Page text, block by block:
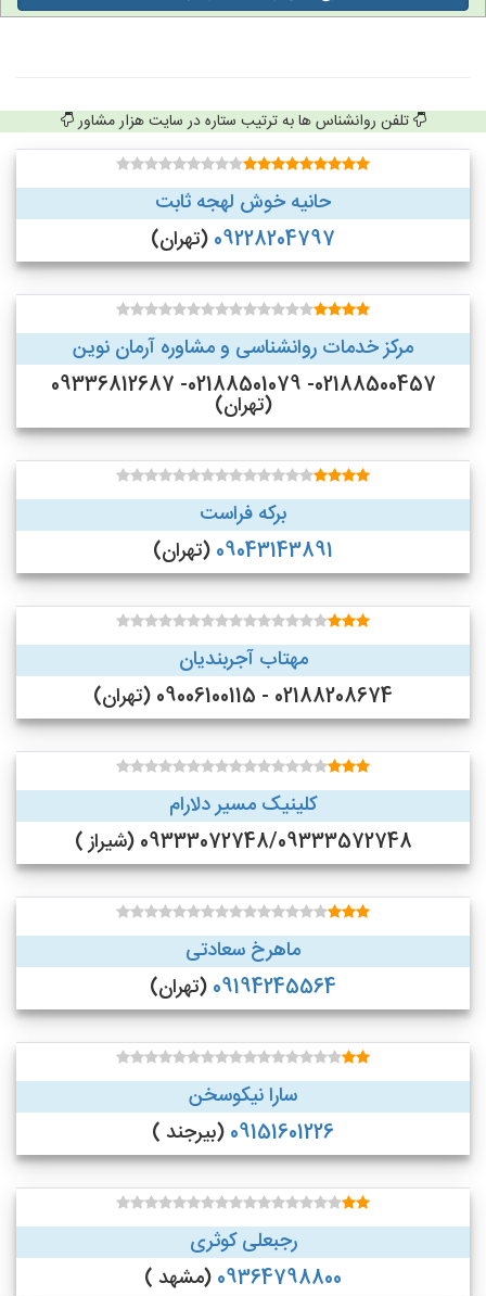
تلفن روانشناس ها به ترتیب ستاره در سایت هزار مشاور
حانیه خوش لهجه ثابت
09228204797 (تهران)
مرکز خدمات روانشناسی و مشاوره آرمان نوین
02188500457- 02188501079- 09336812687
(تهران)
برکه فراست
09043143891 (تهران)
مهتاب آجربندیان
02188208674 - 09006100115 (تهران)
کلینیک مسیر دلارام
09333072748/09333572748 (شیراز )
ماهرخ سعادتی
09194245564 (تهران)
سارا نیکوسخن
09151601226 (بیرجند )
رجبعلی کوثری
09364798800 (مشهد )